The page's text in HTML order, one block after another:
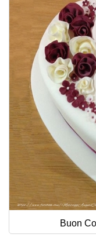
Buon